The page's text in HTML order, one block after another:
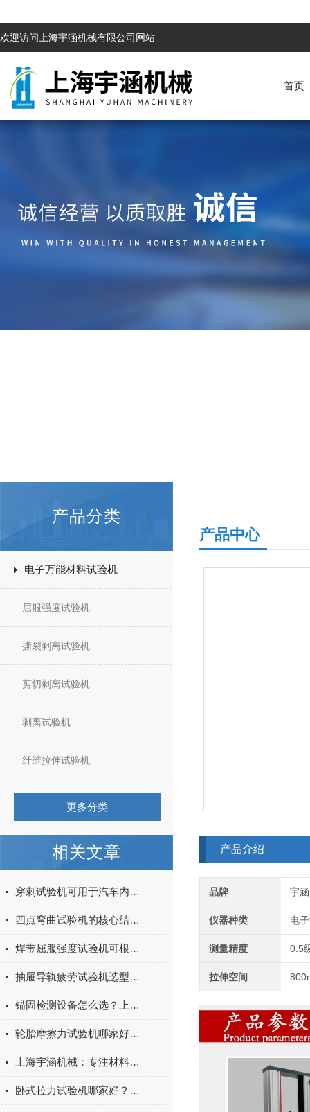
欢迎访问上海宇涵机械有限公司网站
首页
产品分类
电子万能材料试验机
屈服强度试验机
撕裂剥离试验机
剪切剥离试验机
剥离试验机
纤维拉伸试验机
更多分类
相关文章
穿刺试验机可用于汽车内饰表皮、防撞缓冲材料得性能测试
四点弯曲试验机的核心结构与工作原理特点
焊带屈服强度试验机可根据不同标准和试验需求调整试验条件
抽屉导轨疲劳试验机选型指南：如何量化评估家具五金的耐用性
锚固检测设备怎么选？上海宇涵膨胀螺丝拉拔试验机品牌评测
轮胎摩擦力试验机哪家好？上海宇涵试验机综合评测
上海宇涵机械：专注材料力学检测，电池片拉力试验机助力光伏品质管控
卧式拉力试验机哪家好？2026年国产实力厂家实测推荐
产品中心
产品介绍
品牌 宇涵
仪器种类 电
测量精度 0.5
拉伸空间